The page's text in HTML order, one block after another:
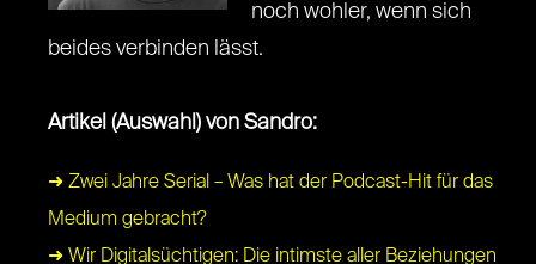
noch wohler, wenn sich
beides verbinden lässt.
Artikel (Auswahl) von Sandro:
➜ Zwei Jahre Serial – Was hat der Podcast-Hit für das
Medium gebracht?
➜ Wir Digitalsüchtigen: Die intimste aller Beziehungen